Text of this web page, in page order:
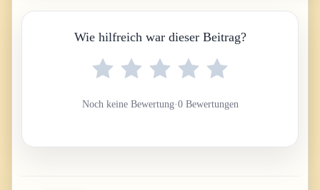
Wie hilfreich war dieser Beitrag?
Noch keine Bewertung·0 Bewertungen